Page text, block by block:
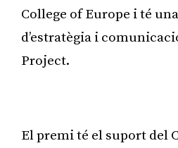
College of Europe i té
d’estratègia i
Project.
El premi té el suport del